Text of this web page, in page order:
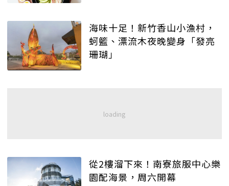
海味十足！新竹香山小漁村，
蚵籃、漂流木夜晚變身「發亮
珊瑚」
從2樓溜下來！南寮旅服中心樂
園配海景，周六開幕